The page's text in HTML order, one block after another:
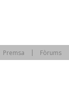
Premsa Fòrums